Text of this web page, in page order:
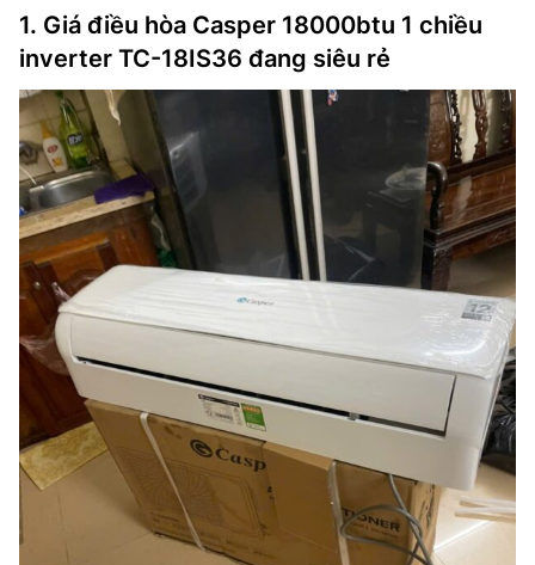
1. Giá điều hòa Casper 18000btu 1 chiều
inverter TC-18IS36 đang siêu rẻ